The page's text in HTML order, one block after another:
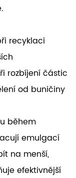
recyklaci
rozbíjení částic
od buničiny
během
emulgací
na menší,
efektivnější